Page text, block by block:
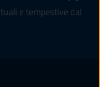
e tempestive dal